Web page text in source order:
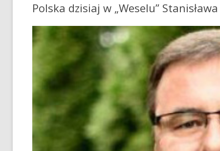
Polska dzisiaj w „Weselu”